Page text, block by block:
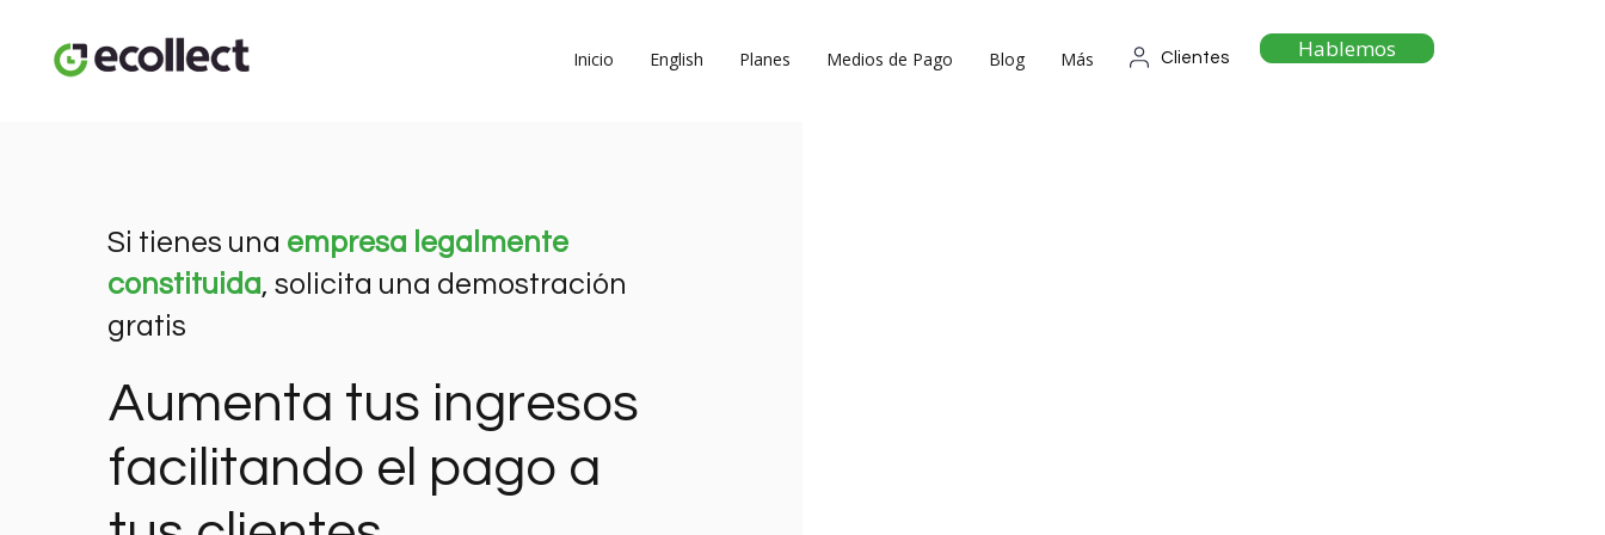
Inicio English Planes Medios de Pago Blog Más Clientes Hablemos
Si tienes una empresa legalmente
constituida, solicita una demostración
gratis
Aumenta tus ingresos
facilitando el pago a